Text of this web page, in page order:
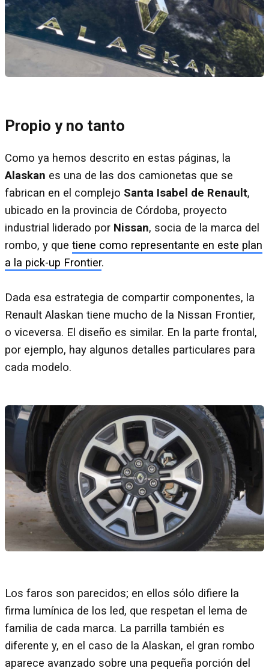
Propio y no tanto
Como ya hemos descrito en estas páginas, la
Alaskan es una de las dos camionetas que se
fabrican en el complejo Santa Isabel de Renault,
ubicado en la provincia de Córdoba, proyecto
industrial liderado por Nissan, socia de la marca del
rombo, y que tiene como representante en este plan
a la pick-up Frontier.
Dada esa estrategia de compartir componentes, la
Renault Alaskan tiene mucho de la Nissan Frontier,
o viceversa. El diseño es similar. En la parte frontal,
por ejemplo, hay algunos detalles particulares para
cada modelo.
Los faros son parecidos; en ellos sólo difiere la
firma lumínica de los led, que respetan el lema de
familia de cada marca. La parrilla también es
diferente y, en el caso de la Alaskan, el gran rombo
aparece avanzado sobre una pequeña porción del